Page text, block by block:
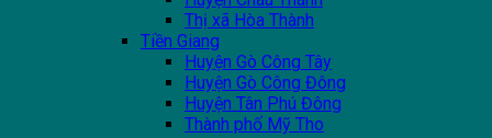
Thị xã Hòa Thành
Tiền Giang
Huyện Gò Công Tây
Huyện Gò Công Đông
Huyện Tân Phú Đông
Thành phố Mỹ Tho